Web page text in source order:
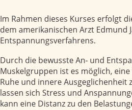
Im Rahmen dieses Kurses erfolgt
dem amerikanischen Arzt Edmund
Entspannungsverfahrens.
Durch die bewusste An- und
Muskelgruppen ist es möglich,
Ruhe und innere Ausgeglichenheit
lassen sich Stress und
kann eine Distanz zu den